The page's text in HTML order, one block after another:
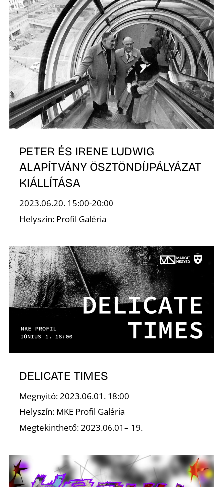
PETER ÉS IRENE LUDWIG
ALAPÍTVÁNY ÖSZTÖNDÍJPÁLYÁZAT
KIÁLLÍTÁSA
2023.06.20. 15:00-20:00
Helyszín: Profil Galéria
DELICATE TIMES
Megnyitó: 2023.06.01. 18:00
Helyszín: MKE Profil Galéria
Megtekinthető: 2023.06.01– 19.